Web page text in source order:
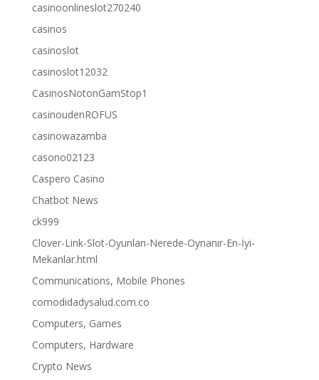
casinoonlineslot270240
casinos
casinoslot
casinoslot12032
CasinosNotonGamStop1
casinoudenROFUS
casinowazamba
casono02123
Caspero Casino
Chatbot News
ck999
Clover-Link-Slot-Oyunları-Nerede-Oynanır-En-İyi-
Mekanlar.html
Communications, Mobile Phones
comodidadysalud.com.co
Computers, Games
Computers, Hardware
Crypto News